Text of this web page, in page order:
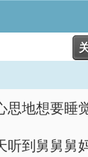
地想要睡觉
到舅舅舅